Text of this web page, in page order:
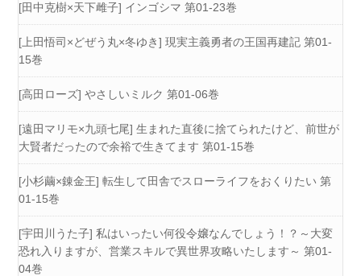
[田中克樹×天下雌子] インゴシマ 第01-23巻
[上田悟司×どぜう丸×冬ゆき] 現実主義勇者の王国再建記 第01-
15巻
[高田ローズ] やさしいミルク 第01-06巻
[遠田マリモ×九頭七尾] 生まれた直後に捨てられたけど、前世が
大賢者だったので余裕で生きてます 第01-15巻
[小杉繭×錬金王] 転生して田舎でスローライフをおくりたい 第
01-15巻
[宇田川うた子] 私はいったい何役令嬢なんでしょう！？～大変
恐れ入りますが、営業スキルで異世界攻略いたします～ 第01-
04巻